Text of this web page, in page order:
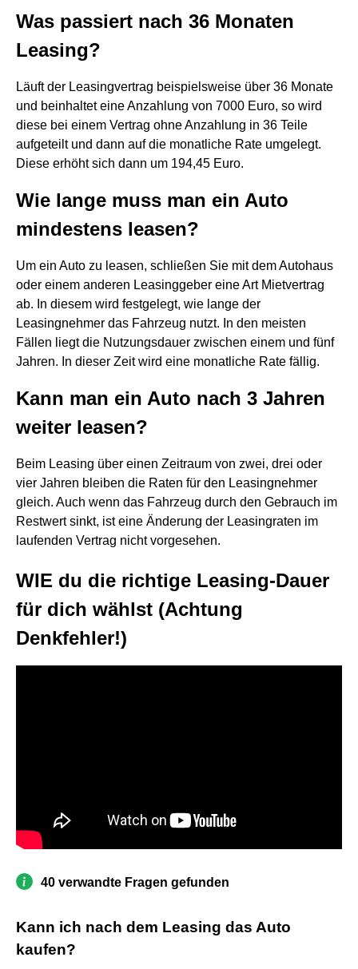
Was passiert nach 36 Monaten
Leasing?
Läuft der Leasingvertrag beispielsweise über 36 Monate
und beinhaltet eine Anzahlung von 7000 Euro, so wird
diese bei einem Vertrag ohne Anzahlung in 36 Teile
aufgeteilt und dann auf die monatliche Rate umgelegt.
Diese erhöht sich dann um 194,45 Euro.
Wie lange muss man ein Auto
mindestens leasen?
Um ein Auto zu leasen, schließen Sie mit dem Autohaus
oder einem anderen Leasinggeber eine Art Mietvertrag
ab. In diesem wird festgelegt, wie lange der
Leasingnehmer das Fahrzeug nutzt. In den meisten
Fällen liegt die Nutzungsdauer zwischen einem und fünf
Jahren. In dieser Zeit wird eine monatliche Rate fällig.
Kann man ein Auto nach 3 Jahren
weiter leasen?
Beim Leasing über einen Zeitraum von zwei, drei oder
vier Jahren bleiben die Raten für den Leasingnehmer
gleich. Auch wenn das Fahrzeug durch den Gebrauch im
Restwert sinkt, ist eine Änderung der Leasingraten im
laufenden Vertrag nicht vorgesehen.
WIE du die richtige Leasing-Dauer
für dich wählst (Achtung
Denkfehler!)
40 verwandte Fragen gefunden
Kann ich nach dem Leasing das Auto
kaufen?